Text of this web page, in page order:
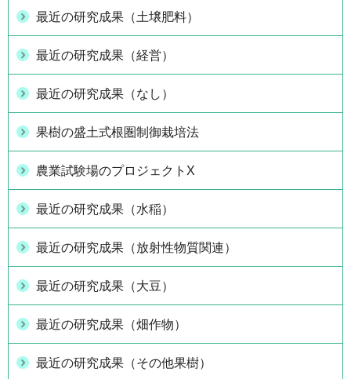
最近の研究成果（土壌肥料）
最近の研究成果（経営）
最近の研究成果（なし）
果樹の盛土式根圏制御栽培法
農業試験場のプロジェクトX
最近の研究成果（水稲）
最近の研究成果（放射性物質関連）
最近の研究成果（大豆）
最近の研究成果（畑作物）
最近の研究成果（その他果樹）